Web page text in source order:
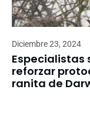
Diciembre 23, 2024
Especialistas
reforzar
ranita de